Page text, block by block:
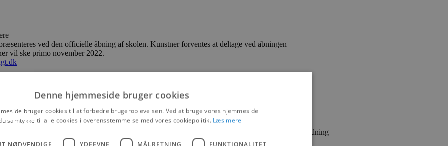
ved den officielle åbning af skolen. Kunstner forventes at deltage ved åbningen
vil ske primo november 2022.
600 elever
kulturcenter og være rammen for et væld af aktiviteter, kulturformidling, musik og underholdning
Denne hjemmeside bruger cookies
bruger cookies til at forbedre brugeroplevelsen. Ved at bruge vores hjemmeside
samtykke til alle cookies i overensstemmelse med vores cookiepolitik. Læs mere
NØDVENDIGE YDEEVNE MÅLRETNING FUNKTIONALITET